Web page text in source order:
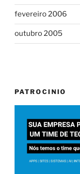
fevereiro 2006
outubro 2005
PATROCINIO